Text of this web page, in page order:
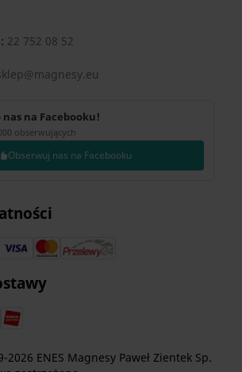
22 752 08 52
nas na Facebooku!
obserwujących
Obserwuj nas na Facebooku
ENES Magnesy Paweł Zientek Sp.